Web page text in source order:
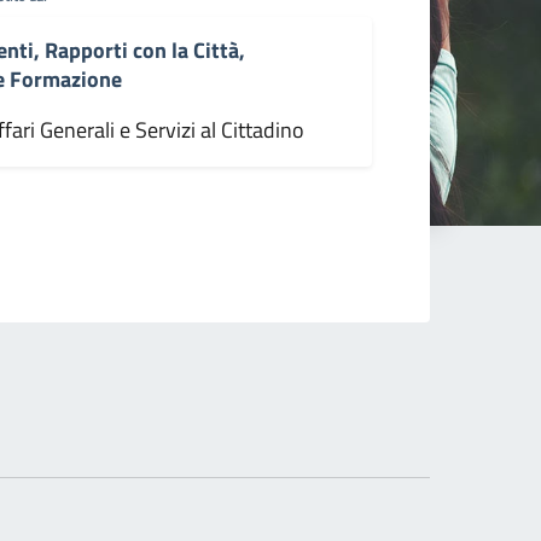
Rapporti con la Città,
Formazione
Generali e Servizi al Cittadino